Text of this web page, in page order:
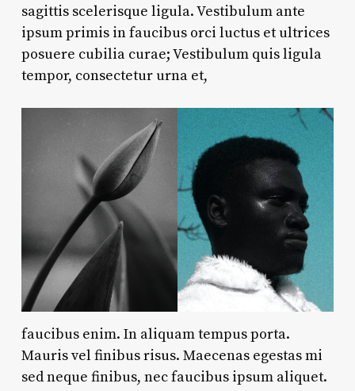
sagittis scelerisque ligula. Vestibulum ante
ipsum primis in faucibus orci luctus et ultrices
posuere cubilia curae; Vestibulum quis ligula
tempor, consectetur urna et,
faucibus enim. In aliquam tempus porta.
Mauris vel finibus risus. Maecenas egestas mi
sed neque finibus, nec faucibus ipsum aliquet.